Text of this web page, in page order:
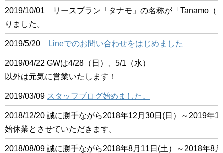
2019/10/01 リースプラン「タナモ」の名称が「Tanamo（
りました。
2019/5/20 Lineでのお問い合わせをはじめました
2019/04/22 GWは4/28（日）、5/1（水）
以外は元気に営業いたします！
2019/03/09 スタッフブログ始めました。
2018/12/20 誠に勝手ながら2018年12月30日(日）～2019年1
始休業とさせていただきます。
2018/08/09 誠に勝手ながら2018年8月11日(土）～2018年8